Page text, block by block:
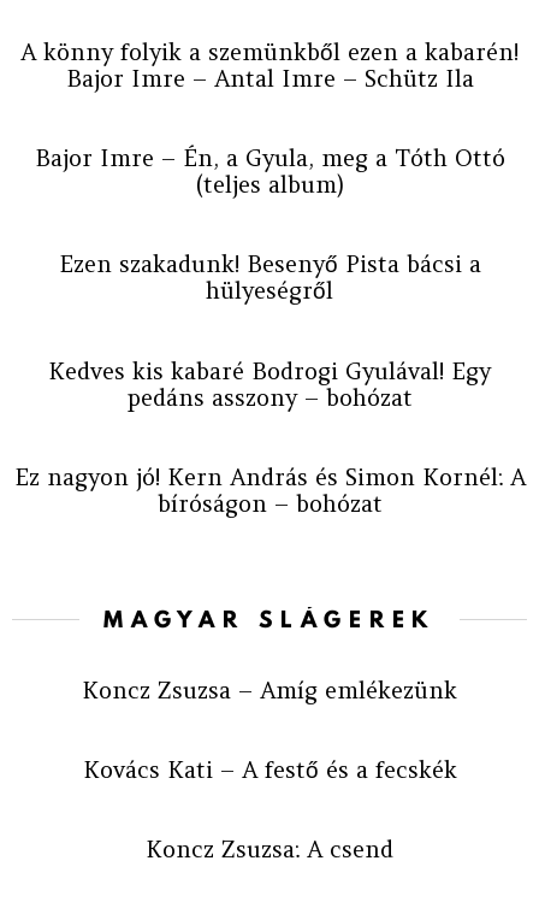
A könny folyik a szemünkből ezen a kabarén!
Bajor Imre – Antal Imre – Schütz Ila
Bajor Imre – Én, a Gyula, meg a Tóth Ottó
(teljes album)
Ezen szakadunk! Besenyő Pista bácsi a
hülyeségről
Kedves kis kabaré Bodrogi Gyulával! Egy
pedáns asszony – bohózat
Ez nagyon jó! Kern András és Simon Kornél: A
bíróságon – bohózat
MAGYAR SLÁGEREK
Koncz Zsuzsa – Amíg emlékezünk
Kovács Kati – A festő és a fecskék
Koncz Zsuzsa: A csend